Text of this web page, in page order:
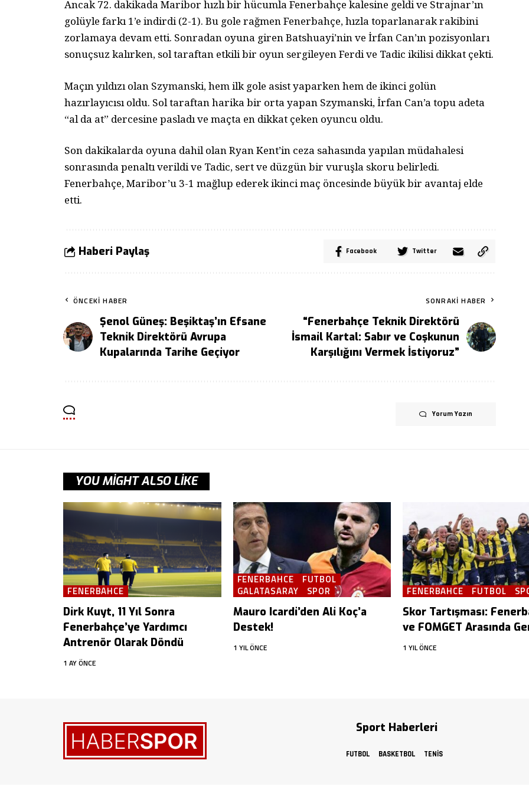
Ancak 72. dakikada Maribor hızlı bir hücumla Fenerbahçe kalesine geldi ve Strajnar’ın
golüyle farkı 1’e indirdi (2-1). Bu gole rağmen Fenerbahçe, hızla toparlanarak rakibini
zorlamaya devam etti. Sonradan oyuna giren Batshuayi’nin ve İrfan Can’ın pozisyonları
sonuçsuz kalırken, sol taraftan etkili bir oyun sergileyen Ferdi ve Tadic ikilisi dikkat çekti.
Maçın yıldızı olan Szymanski, hem ilk gole asist yaparken hem de ikinci golün
hazırlayıcısı oldu. Sol taraftan harika bir orta yapan Szymanski, İrfan Can’a topu adeta
“al da at” dercesine pasladı ve maçta en dikkat çeken oyuncu oldu.
Son dakikalarda oyuna dahil olan Ryan Kent’in ceza sahasında yapılan müdahalesi
sonrasında penaltı verildi ve Tadic, sert ve düzgün bir vuruşla skoru belirledi.
Fenerbahçe, Maribor’u 3-1 mağlup ederek ikinci maç öncesinde büyük bir avantaj elde
etti.
Haberi Paylaş Facebook Twitter
ÖNCEKI HABER
Şenol Güneş: Beşiktaş’ın Efsane
Teknik Direktörü Avrupa
Kupalarında Tarihe Geçiyor
SONRAKI HABER
“Fenerbahçe Teknik Direktörü
İsmail Kartal: Sabır ve Coşkunun
Karşılığını Vermek İstiyoruz”
Yorum Yazın
YOU MIGHT ALSO LIKE
FENERBAHCE
Dirk Kuyt, 11 Yıl Sonra
Fenerbahçe’ye Yardımcı
Antrenör Olarak Döndü
1 AY ÖNCE
FENERBAHCE
FUTBOL
GALATASARAY
SPOR
Mauro Icardi’den Ali Koç’a
Destek!
1 YIL ÖNCE
FENERBAHCE FUTBOL
Skor Tartışması:
ve FOMGET Arasında
1 YIL ÖNCE
Sport Haberleri
FUTBOL BASKETBOL TENIS